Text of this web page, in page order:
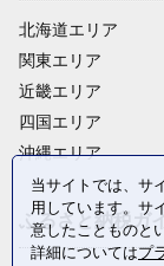
北海道エリア
関東エリア
近畿エリア
四国エリア
沖縄エリア
ふるさと納税ガ
当サイトでは、サ
用しています。サ
意したことものと
詳細についてはプ